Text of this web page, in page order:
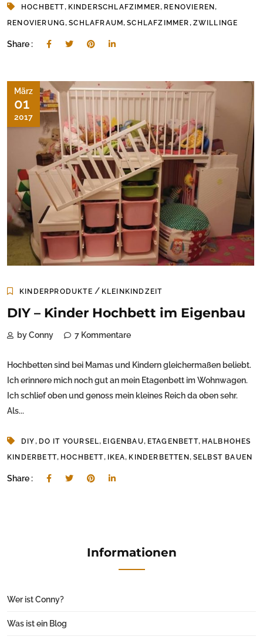
HOCHBETT, KINDERSCHLAFZIMMER, RENOVIEREN,
RENOVIERUNG,SCHLAFRAUM,SCHLAFZIMMER, ZWILLINGE
Share :
März
01
2017
KINDERPRODUKTE / KLEINKINDZEIT
DIY – Kinder Hochbett im Eigenbau
by Conny 7 Kommentare
Hochbetten sind bei Mamas und Kindern gleichermaßen beliebt.
Ich erinnere mich noch gut an mein Etagenbett im Wohnwagen.
Ich schlief oben und genoss mein kleines Reich da oben sehr.
Als...
DIY, DO IT YOURSEL, EIGENBAU, ETAGENBETT, HALBHOHES
KINDERBETT, HOCHBETT, IKEA, KINDERBETTEN , SELBST BAUEN
Share :
Informationen
Wer ist Conny?
Was ist ein Blog